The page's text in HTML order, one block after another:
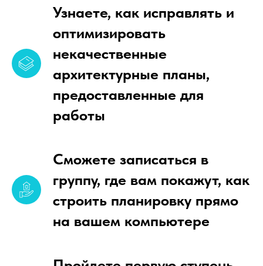
Узнаете, как исправлять и
оптимизировать
некачественные
архитектурные планы,
предоставленные для
работы
Сможете записаться в
группу, где вам покажут, как
строить планировку прямо
на вашем компьютере